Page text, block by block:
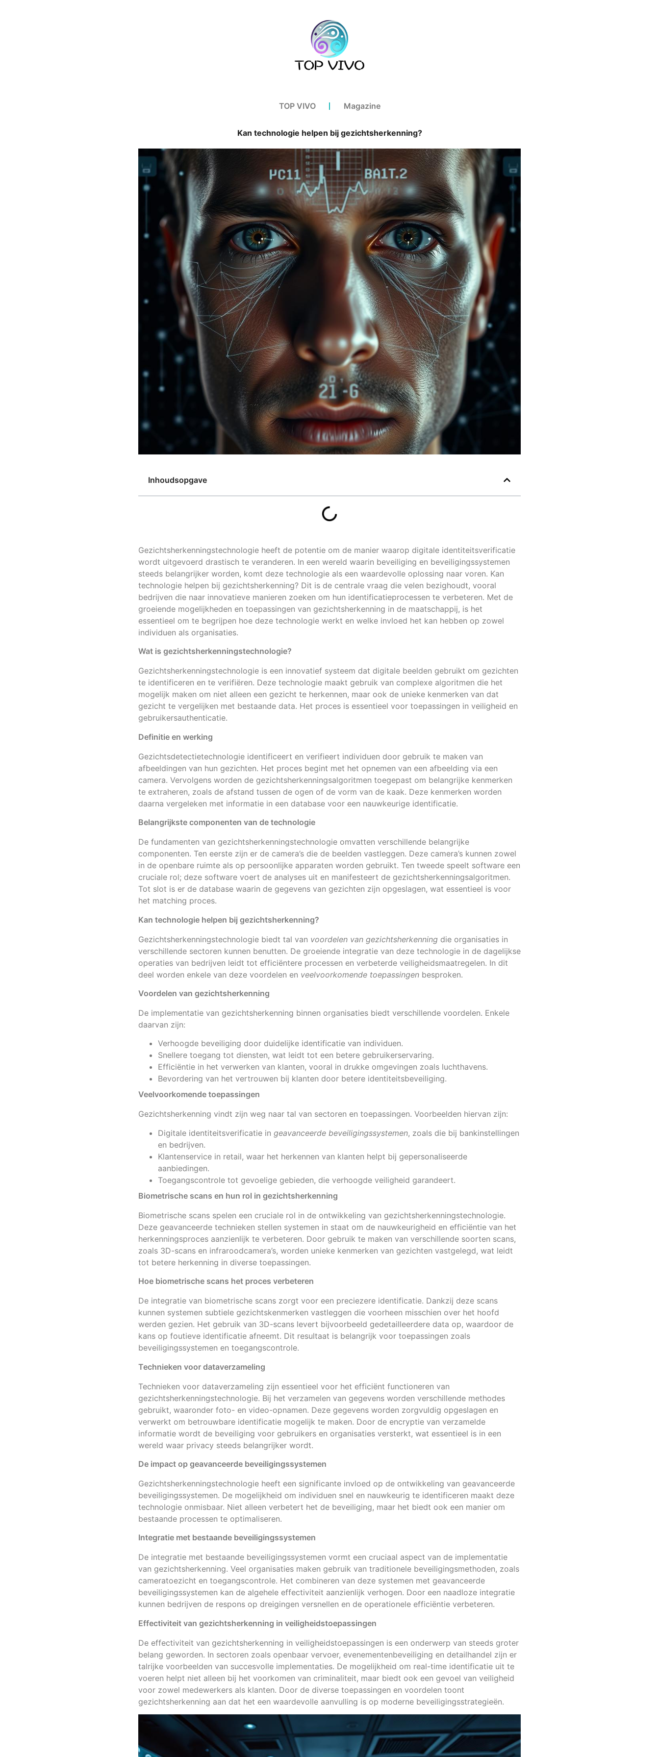
TOP VIVO Magazine
Kan technologie helpen bij gezichtsherkenning?
Inhoudsopgave
Gezichtsherkenningstechnologie heeft de potentie om de manier waarop digitale identiteitsverificatie
wordt uitgevoerd drastisch te veranderen. In een wereld waarin beveiliging en beveiligingssystemen
steeds belangrijker worden, komt deze technologie als een waardevolle oplossing naar voren. Kan
technologie helpen bij gezichtsherkenning? Dit is de centrale vraag die velen bezighoudt, vooral
bedrijven die naar innovatieve manieren zoeken om hun identificatieprocessen te verbeteren. Met de
groeiende mogelijkheden en toepassingen van gezichtsherkenning in de maatschappij, is het
essentieel om te begrijpen hoe deze technologie werkt en welke invloed het kan hebben op zowel
individuen als organisaties.
Wat is gezichtsherkenningstechnologie?
Gezichtsherkenningstechnologie is een innovatief systeem dat digitale beelden gebruikt om gezichten
te identificeren en te verifiëren. Deze technologie maakt gebruik van complexe algoritmen die het
mogelijk maken om niet alleen een gezicht te herkennen, maar ook de unieke kenmerken van dat
gezicht te vergelijken met bestaande data. Het proces is essentieel voor toepassingen in veiligheid en
gebruikersauthenticatie.
Definitie en werking
Gezichtsdetectietechnologie identificeert en verifieert individuen door gebruik te maken van
afbeeldingen van hun gezichten. Het proces begint met het opnemen van een afbeelding via een
camera. Vervolgens worden de gezichtsherkenningsalgoritmen toegepast om belangrijke kenmerken
te extraheren, zoals de afstand tussen de ogen of de vorm van de kaak. Deze kenmerken worden
daarna vergeleken met informatie in een database voor een nauwkeurige identificatie.
Belangrijkste componenten van de technologie
De fundamenten van gezichtsherkenningstechnologie omvatten verschillende belangrijke
componenten. Ten eerste zijn er de camera’s die de beelden vastleggen. Deze camera’s kunnen zowel
in de openbare ruimte als op persoonlijke apparaten worden gebruikt. Ten tweede speelt software een
cruciale rol; deze software voert de analyses uit en manifesteert de gezichtsherkenningsalgoritmen.
Tot slot is er de database waarin de gegevens van gezichten zijn opgeslagen, wat essentieel is voor
het matching proces.
Kan technologie helpen bij gezichtsherkenning?
Gezichtsherkenningstechnologie biedt tal van voordelen van gezichtsherkenning die organisaties in
verschillende sectoren kunnen benutten. De groeiende integratie van deze technologie in de dagelijkse
operaties van bedrijven leidt tot efficiëntere processen en verbeterde veiligheidsmaatregelen. In dit
deel worden enkele van deze voordelen en veelvoorkomende toepassingen besproken.
Voordelen van gezichtsherkenning
De implementatie van gezichtsherkenning binnen organisaties biedt verschillende voordelen. Enkele
daarvan zijn:
Verhoogde beveiliging door duidelijke identificatie van individuen.
Snellere toegang tot diensten, wat leidt tot een betere gebruikerservaring.
Efficiëntie in het verwerken van klanten, vooral in drukke omgevingen zoals luchthavens.
Bevordering van het vertrouwen bij klanten door betere identiteitsbeveiliging.
Veelvoorkomende toepassingen
Gezichtsherkenning vindt zijn weg naar tal van sectoren en toepassingen. Voorbeelden hiervan zijn:
Digitale identiteitsverificatie in geavanceerde beveiligingssystemen, zoals die bij bankinstellingen
en bedrijven.
Klantenservice in retail, waar het herkennen van klanten helpt bij gepersonaliseerde
aanbiedingen.
Toegangscontrole tot gevoelige gebieden, die verhoogde veiligheid garandeert.
Biometrische scans en hun rol in gezichtsherkenning
Biometrische scans spelen een cruciale rol in de ontwikkeling van gezichtsherkenningstechnologie.
Deze geavanceerde technieken stellen systemen in staat om de nauwkeurigheid en efficiëntie van het
herkenningsproces aanzienlijk te verbeteren. Door gebruik te maken van verschillende soorten scans,
zoals 3D-scans en infraroodcamera’s, worden unieke kenmerken van gezichten vastgelegd, wat leidt
tot betere herkenning in diverse toepassingen.
Hoe biometrische scans het proces verbeteren
De integratie van biometrische scans zorgt voor een preciezere identificatie. Dankzij deze scans
kunnen systemen subtiele gezichtskenmerken vastleggen die voorheen misschien over het hoofd
werden gezien. Het gebruik van 3D-scans levert bijvoorbeeld gedetailleerdere data op, waardoor de
kans op foutieve identificatie afneemt. Dit resultaat is belangrijk voor toepassingen zoals
beveiligingssystemen en toegangscontrole.
Technieken voor dataverzameling
Technieken voor dataverzameling zijn essentieel voor het efficiënt functioneren van
gezichtsherkenningstechnologie. Bij het verzamelen van gegevens worden verschillende methodes
gebruikt, waaronder foto- en video-opnamen. Deze gegevens worden zorgvuldig opgeslagen en
verwerkt om betrouwbare identificatie mogelijk te maken. Door de encryptie van verzamelde
informatie wordt de beveiliging voor gebruikers en organisaties versterkt, wat essentieel is in een
wereld waar privacy steeds belangrijker wordt.
De impact op geavanceerde beveiligingssystemen
Gezichtsherkenningstechnologie heeft een significante invloed op de ontwikkeling van geavanceerde
beveiligingssystemen. De mogelijkheid om individuen snel en nauwkeurig te identificeren maakt deze
technologie onmisbaar. Niet alleen verbetert het de beveiliging, maar het biedt ook een manier om
bestaande processen te optimaliseren.
Integratie met bestaande beveiligingssystemen
De integratie met bestaande beveiligingssystemen vormt een cruciaal aspect van de implementatie
van gezichtsherkenning. Veel organisaties maken gebruik van traditionele beveiligingsmethoden, zoals
cameratoezicht en toegangscontrole. Het combineren van deze systemen met geavanceerde
beveiligingssystemen kan de algehele effectiviteit aanzienlijk verhogen. Door een naadloze integratie
kunnen bedrijven de respons op dreigingen versnellen en de operationele efficiëntie verbeteren.
Effectiviteit van gezichtsherkenning in veiligheidstoepassingen
De effectiviteit van gezichtsherkenning in veiligheidstoepassingen is een onderwerp van steeds groter
belang geworden. In sectoren zoals openbaar vervoer, evenementenbeveiliging en detailhandel zijn er
talrijke voorbeelden van succesvolle implementaties. De mogelijkheid om real-time identificatie uit te
voeren helpt niet alleen bij het voorkomen van criminaliteit, maar biedt ook een gevoel van veiligheid
voor zowel medewerkers als klanten. Door de diverse toepassingen en voordelen toont
gezichtsherkenning aan dat het een waardevolle aanvulling is op moderne beveiligingsstrategieën.